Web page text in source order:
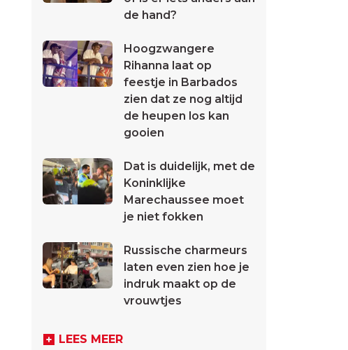
de hand?
Hoogzwangere
Rihanna laat op
feestje in Barbados
zien dat ze nog altijd
de heupen los kan
gooien
Dat is duidelijk, met de
Koninklijke
Marechaussee moet
je niet fokken
Russische charmeurs
laten even zien hoe je
indruk maakt op de
vrouwtjes
LEES MEER